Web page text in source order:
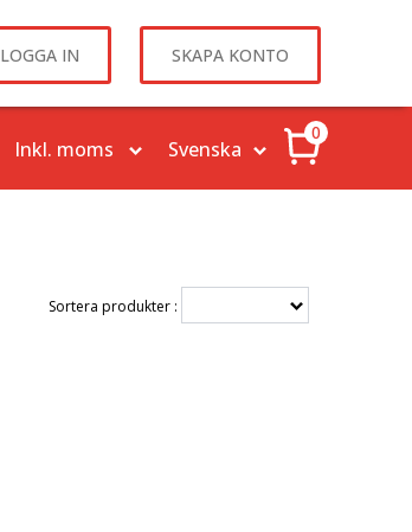
LOGGA IN SKAPA KONTO
0
Sortera produkter :